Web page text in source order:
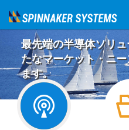
最先端の半導体ソリ
たなマーケット・ニ
ます。